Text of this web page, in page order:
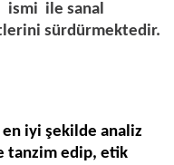
ismi ile sanal
sürdürmektedir.
iyi şekilde analiz
tanzim edip, etik